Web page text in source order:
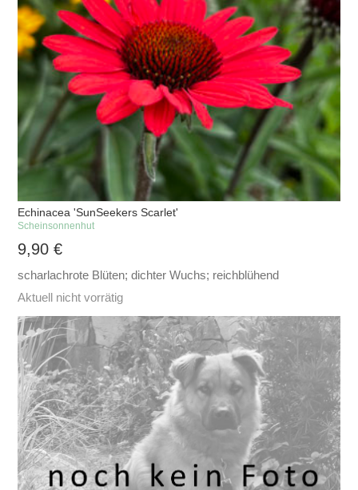
Echinacea 'SunSeekers Scarlet'
Scheinsonnenhut
9,90€
scharlachrote Blüten; dichter Wuchs; reichblühend
Aktuell nicht vorrätig